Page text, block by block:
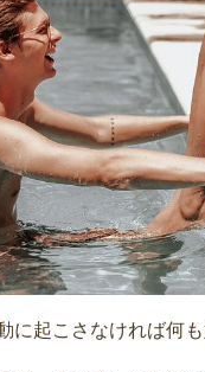
に起こさなければ何も